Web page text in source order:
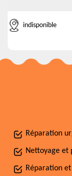
indisponible
Réparation
Nettoyage et
Réparation